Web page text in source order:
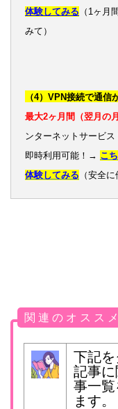
体験してみる （1ヶ月
みて）
（4）VPN接続で通信
最大2ヶ月間（翌月の
ンターネットサービ
即時利用可能！→ こ
体験してみる （安全
関 連 の オ ス ス
下記
記事
事一
ます。